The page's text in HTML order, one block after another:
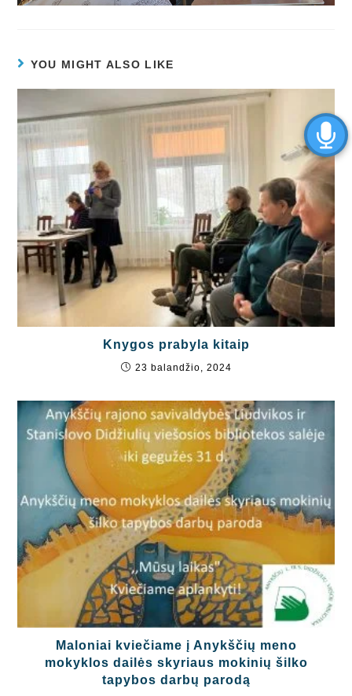
YOU MIGHT ALSO LIKE
Knygos prabyla kitaip
23 balandžio, 2024
Maloniai kviečiame į Anykščių meno
mokyklos dailės skyriaus mokinių šilko
tapybos darbų parodą